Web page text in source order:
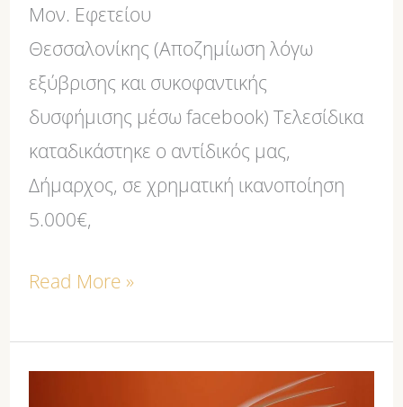
Μον. Εφετείου
Θεσσαλονίκης (Αποζημίωση λόγω
εξύβρισης και συκοφαντικής
δυσφήμισης μέσω facebook) Τελεσίδικα
καταδικάστηκε ο αντίδικός μας,
Δήμαρχος, σε χρηματική ικανοποίηση
5.000€,
Read More »